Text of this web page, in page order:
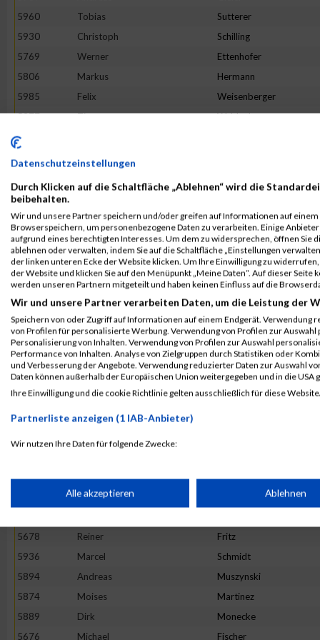
5960
Tobias Sutterer
5930
Christoph Schilling
5769
Werner Ettenhofer
5806
Markus Hermann
5985
Felix Weisenberger
5977
Timo Waldenberger
5811
5706
5699
Marvin Schieber
5688
Jens Kohlhepp
5893
Stephan Muser
5970
Martin Vogel
5697
Ben Rogge
5826
Florian Kellenberger
5759
Marc Dollt
5916
Thomas Ripplinger
5940
Daniel Schneider
5760
Daniel Dötsch
5817
Patrick
5877
Andreas Meir
Dirk
5678
Reiner Fritz
5936
Marcel Schmidt
5894
Andreas Muszynski
5874
Moises Martinez
5889
Dirk Monecke
5676
Michael Fischer
Datenschutzeinstellungen
Durch Klicken auf die Schaltfläche „Ablehnen“ wird die
beibehalten.
Wir und unsere Partner speichern und/oder greifen auf Informationen auf einem
Browserspeichern, um personenbezogene Daten zu verarbeiten. Einige
aufgrund eines berechtigten Interesses. Um dem zu widersprechen, öffnen Sie
ablehnen oder verwalten, indem Sie auf die Schaltfläche „Einstellungen
der linken unteren Ecke der Website klicken. Um Ihre Einwilligung zu
der Website und klicken Sie auf den Menüpunkt „Meine Daten“. Auf dieser
werden unseren Partnern mitgeteilt und haben keinen Einfluss auf die
Wir und unsere Partner verarbeiten Daten, um die Leistung der
Speichern von oder Zugriff auf Informationen auf einem Endgerät. Verwendung
von Profilen für personalisierte Werbung. Verwendung von Profilen zur
Personalisierung von Inhalten. Verwendung von Profilen zur Auswahl
Performance von Inhalten. Analyse von Zielgruppen durch Statistiken oder
und Verbesserung der Angebote. Verwendung reduzierter Daten zur Auswahl
Daten können außerhalb der Europäischen Union weitergegeben und in die USA
Ihre Einwilligung und die cookie Richtlinie gelten ausschließlich für diese
Partnerliste anzeigen (1 IAB-Anbieter)
Wir nutzen Ihre Daten für folgende Zwecke:
Speichern von oder Zugriff auf Informationen auf einem
Verwendung reduzierter Daten zur Auswahl von Werbeanzeigen
Erstellung von Profilen für personalisierte Werbung
Verwendung von Profilen zur Auswahl personalisierter Werbung
Alle akzeptieren Ablehnen